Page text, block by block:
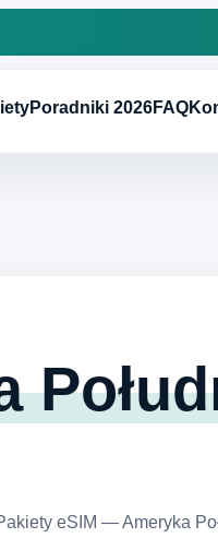
Poradniki 2026FAQ
eSIM — Ameryka